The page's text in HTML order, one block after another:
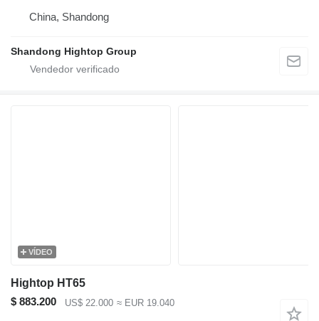
China, Shandong
Shandong Hightop Group
VÍDEO
Hightop HT65
$ 883.200
US$ 22.000 ≈ EUR 19.040